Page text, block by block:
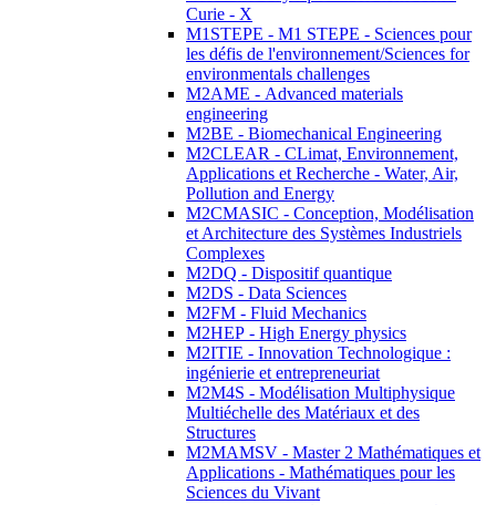
Curie - X
M1STEPE - M1 STEPE - Sciences pour
les défis de l'environnement/Sciences for
environmentals challenges
M2AME - Advanced materials
engineering
M2BE - Biomechanical Engineering
M2CLEAR - CLimat, Environnement,
Applications et Recherche - Water, Air,
Pollution and Energy
M2CMASIC - Conception, Modélisation
et Architecture des Systèmes Industriels
Complexes
M2DQ - Dispositif quantique
M2DS - Data Sciences
M2FM - Fluid Mechanics
M2HEP - High Energy physics
M2ITIE - Innovation Technologique :
ingénierie et entrepreneuriat
M2M4S - Modélisation Multiphysique
Multiéchelle des Matériaux et des
Structures
M2MAMSV - Master 2 Mathématiques et
Applications - Mathématiques pour les
Sciences du Vivant